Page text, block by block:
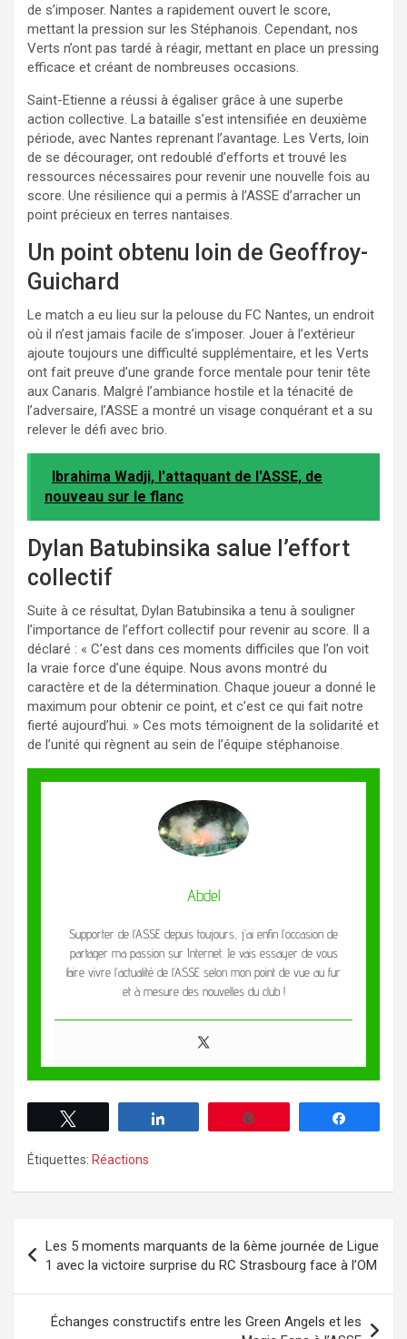
de s’imposer. Nantes a rapidement ouvert le score,
mettant la pression sur les Stéphanois. Cependant, nos
Verts n’ont pas tardé à réagir, mettant en place un pressing
efficace et créant de nombreuses occasions.
Saint-Etienne a réussi à égaliser grâce à une superbe
action collective. La bataille s’est intensifiée en deuxième
période, avec Nantes reprenant l’avantage. Les Verts, loin
de se décourager, ont redoublé d’efforts et trouvé les
ressources nécessaires pour revenir une nouvelle fois au
score. Une résilience qui a permis à l’ASSE d’arracher un
point précieux en terres nantaises.
Un point obtenu loin de Geoffroy-
Guichard
Le match a eu lieu sur la pelouse du FC Nantes, un endroit
où il n’est jamais facile de s’imposer. Jouer à l’extérieur
ajoute toujours une difficulté supplémentaire, et les Verts
ont fait preuve d’une grande force mentale pour tenir tête
aux Canaris. Malgré l’ambiance hostile et la ténacité de
l’adversaire, l’ASSE a montré un visage conquérant et a su
relever le défi avec brio.
Ibrahima Wadji, l'attaquant de l'ASSE, de
nouveau sur le flanc
Dylan Batubinsika salue l’effort
collectif
Suite à ce résultat, Dylan Batubinsika a tenu à souligner
l’importance de l’effort collectif pour revenir au score. Il a
déclaré : « C’est dans ces moments difficiles que l’on voit
la vraie force d’une équipe. Nous avons montré du
caractère et de la détermination. Chaque joueur a donné le
maximum pour obtenir ce point, et c’est ce qui fait notre
fierté aujourd’hui. » Ces mots témoignent de la solidarité et
de l’unité qui règnent au sein de l’équipe stéphanoise.
Abdel
Supporter de l’ASSE depuis toujours, j’ai enfin l’occasion de
partager ma passion sur Internet. Je vais essayer de vous
faire vivre l’actualité de l’ASSE selon mon point de vue au fur
et à mesure des nouvelles du club !
Étiquettes: Réactions
Les 5 moments marquants de la 6ème journée de Ligue
1 avec la victoire surprise du RC Strasbourg face à l’OM
Échanges constructifs entre les Green Angels et les